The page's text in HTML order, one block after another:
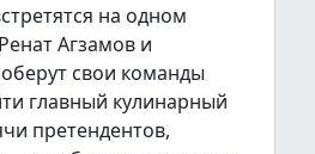
на одном
Агзамов и
свои команды
главный кулинарный
претендентов,